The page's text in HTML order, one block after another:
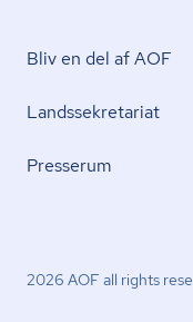
Bliv en del af AOF
Lands­se­kre­ta­ri­at
Presserum
2026 AOF all rights